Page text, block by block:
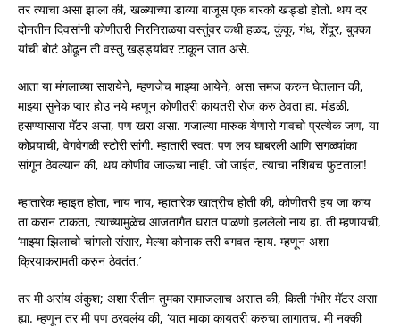
तर त्याचा असा झाला की, खळ्याच्या डाव्या बाजूस एक बारको खड्डो होतो. थय दर
दोनतीन दिवसांनी कोणीतरी निरनिराळया वस्तुंवर कधी हळद, कुंकू, गंध, शेंदूर, बुक्का
यांची बोटं ओढून ती वस्तु खड्ड्यांवर टाकून जात असे.
आता या मंगलाच्या साशयेने, म्हणजेच माझ्या आयेने, असा समज करुन घेतलान की,
माझ्या सुनेक प्वार होउ नये म्हणून कोणीतरी कायतरी रोज करु ठेवता हा. मंडळी,
हसण्यासारा मॅटर असा, पण खरा असा. गजाल्या मारुक येणारो गावचो प्रत्येक जण, या
कोपर्‍याची, वेगवेगळी स्टोरी सांगी. म्हातारी स्वत: पण लय घाबरली आणि सगळ्यांका
सांगून ठेवल्यान की, थय कोणीव जाऊचा नाही. जो जाईत, त्याचा नशिबच फुटताला!
म्हातारेक म्हाइत होता, नाय नाय, म्हातारेक खात्रीच होती की, कोणीतरी हय जा काय
ता करान टाकता, त्याच्यामुळेच आजतागैत घरात पाळणो हललेलो नाय हा. ती म्हणायची,
‘माझ्या झिलाचो चांगलो संसार, मेल्या कोनाक तरी बगवत न्हाय. म्हणून अशा
क्रियाकरामती करुन ठेवतंत.’
तर मी असंय अंकुश; अशा रीतीन तुमका समाजलाच असात की, किती गंभीर मॅटर असा
ह्या. म्हणून तर मी पण ठरवलंय की, ‘यात माका कायतरी करुचा लागातच. मी नक्की